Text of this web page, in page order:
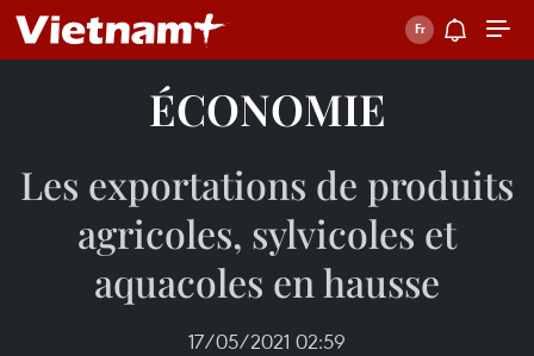
ÉCONOMIE
Les exportations de produits
agricoles, sylvicoles et
aquacoles en hausse
17/05/2021 02:59